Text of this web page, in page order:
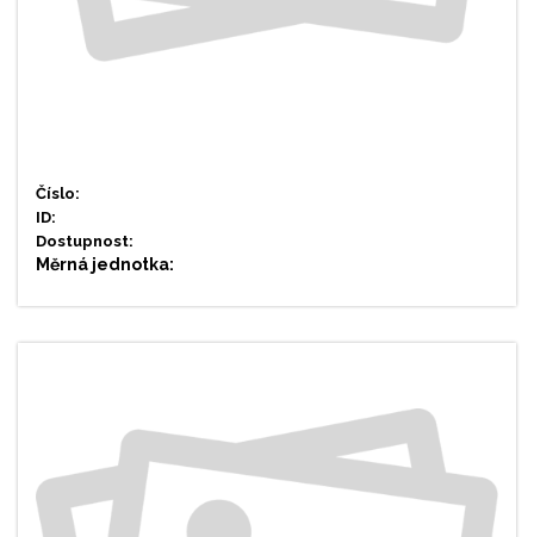
Číslo:
ID:
Dostupnost:
Měrná jednotka: